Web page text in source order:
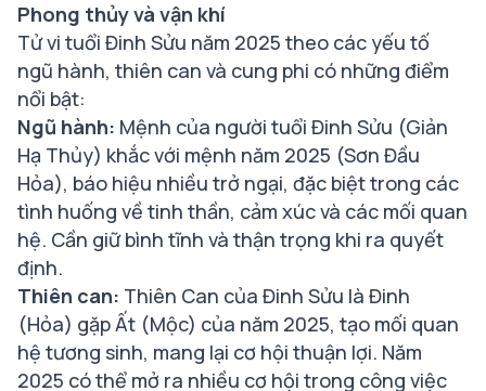
Phong thủy và vận khí
Tử vi tuổi Đinh Sửu năm 2025 theo các yếu tố
ngũ hành, thiên can và cung phi có những điểm
nổi bật:
Ngũ hành: Mệnh của người tuổi Đinh Sửu (Giản
Hạ Thủy) khắc với mệnh năm 2025 (Sơn Đầu
Hỏa), báo hiệu nhiều trở ngại, đặc biệt trong các
tình huống về tinh thần, cảm xúc và các mối quan
hệ. Cần giữ bình tĩnh và thận trọng khi ra quyết
định.
Thiên can: Thiên Can của Đinh Sửu là Đinh
(Hỏa) gặp Ất (Mộc) của năm 2025, tạo mối quan
hệ tương sinh, mang lại cơ hội thuận lợi. Năm
2025 có thể mở ra nhiều cơ hội trong công việc